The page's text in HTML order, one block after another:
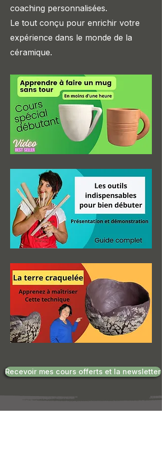
coaching personnalisées.
Le tout conçu pour enrichir votre
expérience dans le monde de la
céramique.
Recevoir mes cours offerts et la newsletter